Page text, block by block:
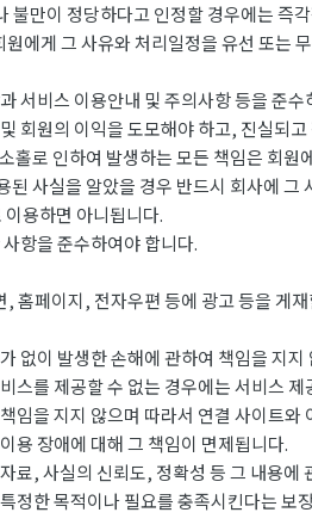
만이 정당하다고 인정할 경우에는 즉
게 그 사유와 처리일정을 유선 또는
서비스 이용안내 및 주의사항 등을 준수
회원의 이익을 도모해야 하고, 진실되
로 인하여 발생하는 모든 책임은 회원
사실을 알았을 경우 반드시 회사에 그
용하면 아니됩니다.
항을 준수하여야 합니다.
홈페이지, 전자우편 등에 광고 등을 게
없이 발생한 손해에 관하여 책임을 지지
스를 제공할 수 없는 경우에는 서비스
임을 지지 않으며 따라서 연결 사이트
용 장애에 대해 그 책임이 면제됩니다.
료, 사실의 신뢰도, 정확성 등 그 내용에
정한 목적이나 필요를 충족시킨다는